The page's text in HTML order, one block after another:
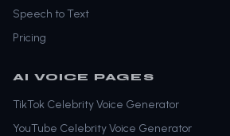
Speech to Text
Pricing
AI VOICE PAGES
TikTok Celebrity Voice Generator
YouTube Celebrity Voice Generator